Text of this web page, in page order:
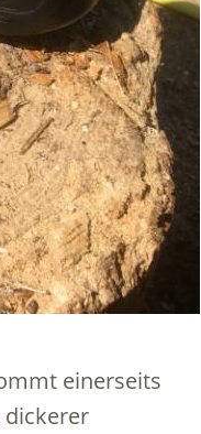
einerseits
dickerer